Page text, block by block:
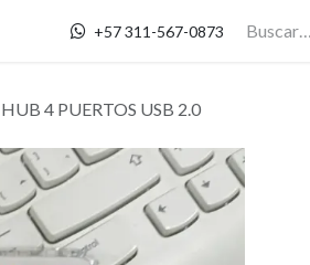
Contáctanos +57 311-567-0873
HUB 4 PUERTOS USB 2.0